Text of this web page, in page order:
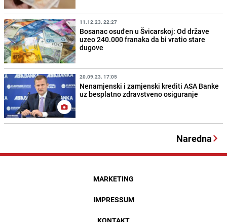
11.12.23. 22:27
Bosanac osuđen u Švicarskoj: Od države
uzeo 240.000 franaka da bi vratio stare
dugove
20.09.23. 17:05
Nenamjenski i zamjenski krediti ASA Banke
uz besplatno zdravstveno osiguranje
Naredna
MARKETING
IMPRESSUM